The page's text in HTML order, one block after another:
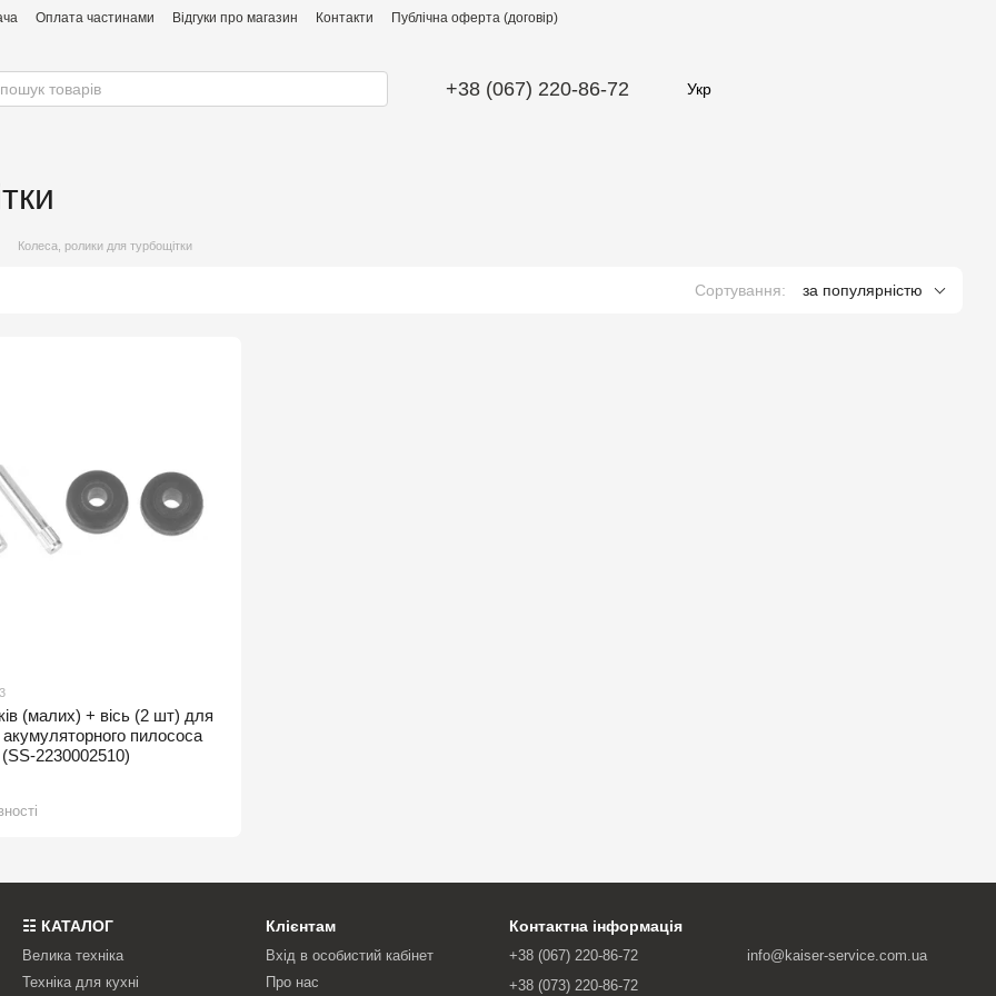
Оплата частинами Відгуки про магазин Контакти Публічна оферта (договір)
+38 (067) 220-86-72 Укр
Колеса, ролики для турбощітки
Сортування: за популярністю
(малих) + вісь (2 шт) для
акумуляторного пилососа
2230002510)
☷ КАТАЛОГ
Велика техніка
Техніка для кухні
Клієнтам
Вхід в особистий кабінет
Про нас
Контактна інформація
+38 (067) 220-86-72
+38 (073) 220-86-72
info@kaiser-service.com.ua